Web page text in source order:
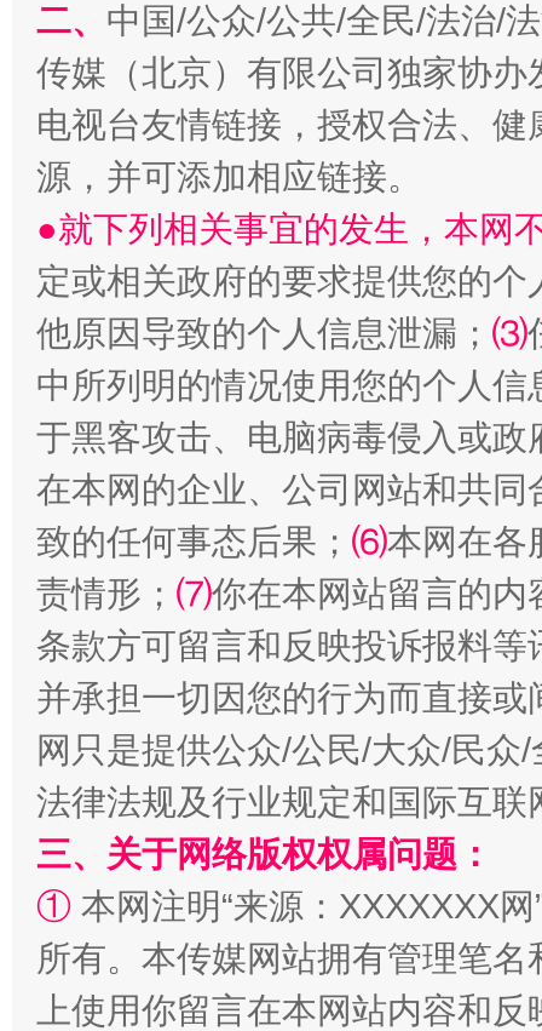
阿坝州三大球赛在茂县开幕 规模
国家大学科技园优化重塑工作
扯下公款旅游的“隐身衣” 如何以
二、 中国/公众/公共/全民/法治/
传媒（北京）有限公司独家协
电视台友情链接，授权合法、
源，并可添加相应链接。
●就下列相关事宜的发生，本网
定或相关政府的要求提供您的个
他原因导致的个人信息泄漏； ⑶
中所列明的情况使用您的个人
于黑客攻击、电脑病毒侵入或
在本网的企业、公司网站和共
致的任何事态后果； ⑹本网在各
责情形； ⑺你在本网站留言的内
条款方可留言和反映投诉报料
并承担一切因您的行为而直接
网只是提供公众/公民/大众/民
法律法规及行业规定和国际互
三、关于网络版权权属问题：
① 本网注明“来源：XXXXXXX
所有。本传媒网站拥有管理笔
上使用你留言在本网站内容和